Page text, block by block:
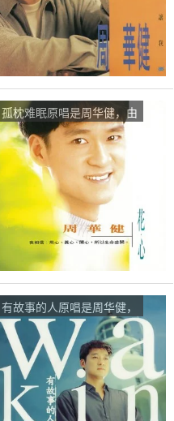
孤枕难眠原唱是周华健，由
听雨翻唱(播放:64)
有故事的人原唱是周华健，
由肩书翻唱(播放:371)